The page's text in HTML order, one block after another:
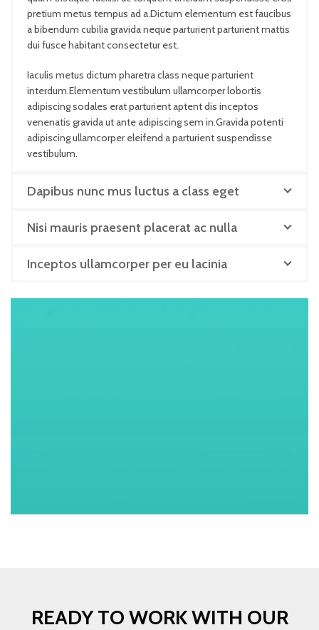
pretium metus tempus ad a.Dictum elementum est faucibus
a bibendum cubilia gravida neque parturient parturient mattis
dui fusce habitant consectetur est.
Iaculis metus dictum pharetra class neque parturient
interdum.Elementum vestibulum ullamcorper lobortis
adipiscing sodales erat parturient aptent dis inceptos
venenatis gravida ut ante adipiscing sem in.Gravida potenti
adipiscing ullamcorper eleifend a parturient suspendisse
vestibulum.
Dapibus nunc mus luctus a class eget
Nisi mauris praesent placerat ac nulla
Inceptos ullamcorper per eu lacinia
READY TO WORK WITH OUR